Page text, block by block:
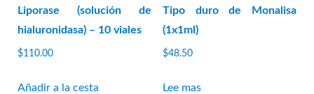
Liporase (solución de
hialuronidasa) – 10 viales
$110.00
Añadir a la cesta
Tipo duro de Monalisa
(1x1ml)
$48.50
Lee mas